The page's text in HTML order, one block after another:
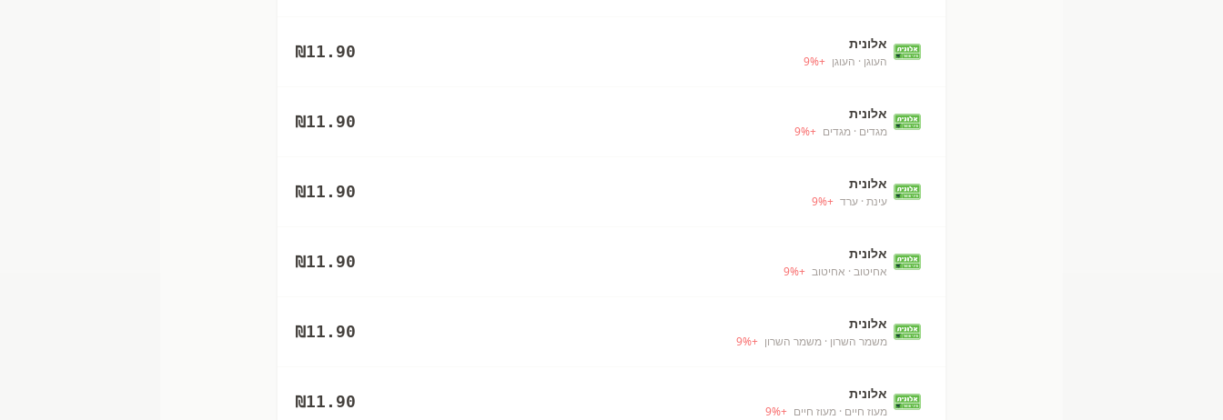
אלונית
העוגן · העוגן +
9%
₪11.90
אלונית
מגדים · מגדים +
9%
₪11.90
אלונית
עינת · ערד +
9%
₪11.90
אלונית
אחיטוב · אחיטוב +
9%
₪11.90
אלונית
משמר השרון · משמר השרון +
9%
₪11.90
אלונית
מעוז חיים · מעוז חיים +
9%
₪11.90